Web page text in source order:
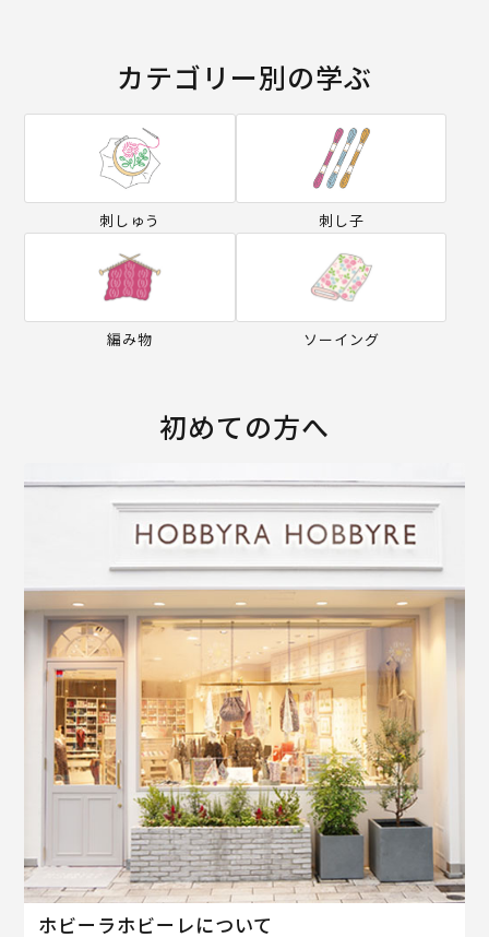
カテゴリー別の学ぶ
刺しゅう 刺し子
編み物 ソーイング
初めての方へ
ホビーラホビーレについて